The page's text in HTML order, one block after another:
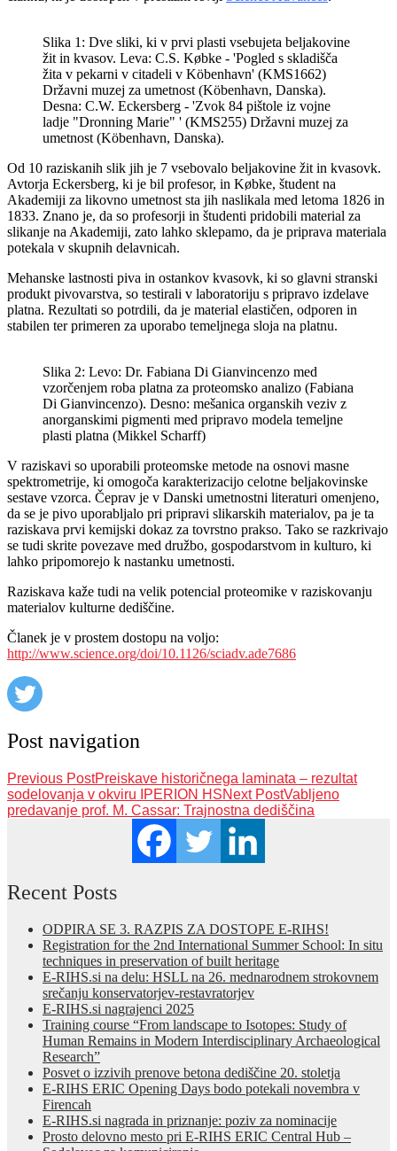
Slika 1: Dve sliki, ki v prvi plasti vsebujeta beljakovine
žit in kvasov. Leva: C.S. Købke - 'Pogled s skladišča
žita v pekarni v citadeli v Köbenhavn' (KMS1662)
Državni muzej za umetnost (Köbenhavn, Danska).
Desna: C.W. Eckersberg - 'Zvok 84 pištole iz vojne
ladje "Dronning Marie" ' (KMS255) Državni muzej za
umetnost (Köbenhavn, Danska).
Od 10 raziskanih slik jih je 7 vsebovalo beljakovine žit in kvasovk.
Avtorja Eckersberg, ki je bil profesor, in Købke, študent na
Akademiji za likovno umetnost sta jih naslikala med letoma 1826 in
1833. Znano je, da so profesorji in študenti pridobili material za
slikanje na Akademiji, zato lahko sklepamo, da je priprava materiala
potekala v skupnih delavnicah.
Mehanske lastnosti piva in ostankov kvasovk, ki so glavni stranski
produkt pivovarstva, so testirali v laboratoriju s pripravo izdelave
platna. Rezultati so potrdili, da je material elastičen, odporen in
stabilen ter primeren za uporabo temeljnega sloja na platnu.
Slika 2: Levo: Dr. Fabiana Di Gianvincenzo med
vzorčenjem roba platna za proteomsko analizo (Fabiana
Di Gianvincenzo). Desno: mešanica organskih veziv z
anorganskimi pigmenti med pripravo modela temeljne
plasti platna (Mikkel Scharff)
V raziskavi so uporabili proteomske metode na osnovi masne
spektrometrije, ki omogoča karakterizacijo celotne beljakovinske
sestave vzorca. Čeprav je v Danski umetnostni literaturi omenjeno,
da se je pivo uporabljalo pri pripravi slikarskih materialov, pa je ta
raziskava prvi kemijski dokaz za tovrstno prakso. Tako se razkrivajo
se tudi skrite povezave med družbo, gospodarstvom in kulturo, ki
lahko pripomorejo k nastanku umetnosti.
Raziskava kaže tudi na velik potencial proteomike v raziskovanju
materialov kulturne dediščine.
Članek je v prostem dostopu na voljo:
http://www.science.org/doi/10.1126/sciadv.ade7686
Post navigation
Previous PostPreiskave historičnega laminata – rezultat
sodelovanja v okviru IPERION HSNext PostVabljeno
predavanje prof. M. Cassar: Trajnostna dediščina
Recent Posts
ODPIRA SE 3. RAZPIS ZA DOSTOPE E-RIHS!
Registration for the 2nd International Summer School: In situ
techniques in preservation of built heritage
E-RIHS.si na delu: HSLL na 26. mednarodnem strokovnem
srečanju konservatorjev-restavratorjev
E-RIHS.si nagrajenci 2025
Training course “From landscape to Isotopes: Study of
Human Remains in Modern Interdisciplinary Archaeological
Research”
Posvet o izzivih prenove betona dediščine 20. stoletja
E-RIHS ERIC Opening Days bodo potekali novembra v
Firencah
E-RIHS.si nagrada in priznanje: poziv za nominacije
Prosto delovno mesto pri E-RIHS ERIC Central Hub –